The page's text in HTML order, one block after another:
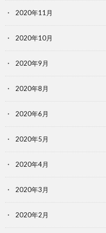
2020年11月
2020年10月
2020年9月
2020年8月
2020年6月
2020年5月
2020年4月
2020年3月
2020年2月